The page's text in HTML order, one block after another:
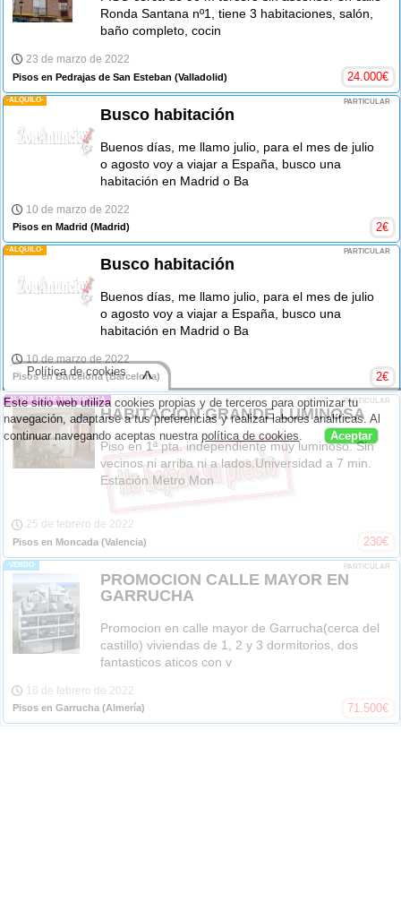
Ronda Santana nº1, tiene 3 habitaciones, salón,
baño completo, cocin
23 de marzo de 2022
Pisos en Pedrajas de San Esteban (Valladolid) 24.000€
-ALQUILO- PARTICULAR
Busco habitación
Buenos días, me llamo julio, para el mes de julio
o agosto voy a viajar a España, busco una
habitación en Madrid o Ba
10 de marzo de 2022
Pisos en Madrid (Madrid) 2€
-ALQUILO- PARTICULAR
Busco habitación
Buenos días, me llamo julio, para el mes de julio
o agosto voy a viajar a España, busco una
habitación en Madrid o Ba
10 de marzo de 2022
Pisos en Barcelona(Barcelona) 2€
-ALQUILER DE TEMPORADA- PARTICULAR
HABITACION GRANDE LUMINOSA
Piso en 1ª pta. independiente muy luminoso. Sin
vecinos ni arriba ni a lados.Universidad a 7 min.
Estación Metro Mon
25 de febrero de 2022
Pisos en Moncada (Valencia) 230€
-VENDO- PARTICULAR
PROMOCION CALLE MAYOR EN
GARRUCHA
Promocion en calle mayor de Garrucha(cerca del
castillo) viviendas de 1, 2 y 3 dormitorios, dos
fantasticos aticos con v
16 de febrero de 2022
Pisos en Garrucha (Almería) 71.500€
Este sitio web utiliza cookies propias y de terceros para optimizar tu
navegación, adaptarse a tus preferencias y realizar labores analíticas. Al
continuar navegando aceptas nuestrapolítica de cookies. Aceptar
Política de cookies ^